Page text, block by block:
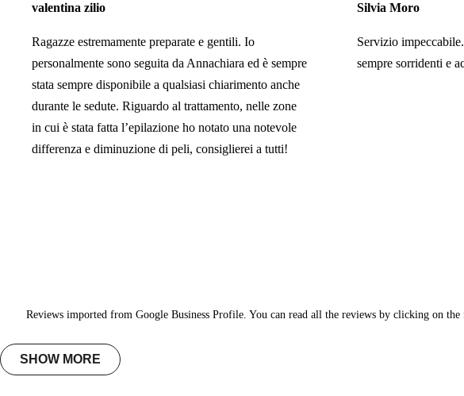
valentina zilio
Ragazze estremamente preparate e gentili. Io
personalmente sono seguita da Annachiara ed è sempre
stata sempre disponibile a qualsiasi chiarimento anche
durante le sedute. Riguardo al trattamento, nelle zone
in cui è stata fatta l’epilazione ho notato una notevole
differenza e diminuzione di peli, consiglierei a tutti!
Silvia Moro
Servizio
sempre sorridenti e
Reviews imported from Google Business Profile. You can read all the reviews by clicking on
SHOW MORE